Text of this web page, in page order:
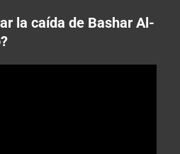
la caída de Bashar Al-